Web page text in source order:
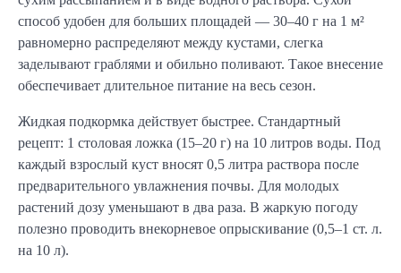
способ удобен для больших площадей — 30–40 г на 1 м²
равномерно распределяют между кустами, слегка
заделывают граблями и обильно поливают. Такое внесение
обеспечивает длительное питание на весь сезон.
Жидкая подкормка действует быстрее. Стандартный
рецепт: 1 столовая ложка (15–20 г) на 10 литров воды. Под
каждый взрослый куст вносят 0,5 литра раствора после
предварительного увлажнения почвы. Для молодых
растений дозу уменьшают в два раза. В жаркую погоду
полезно проводить внекорневое опрыскивание (0,5–1 ст. л.
на 10 л).